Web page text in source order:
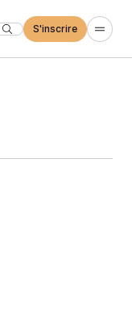
S'inscrire